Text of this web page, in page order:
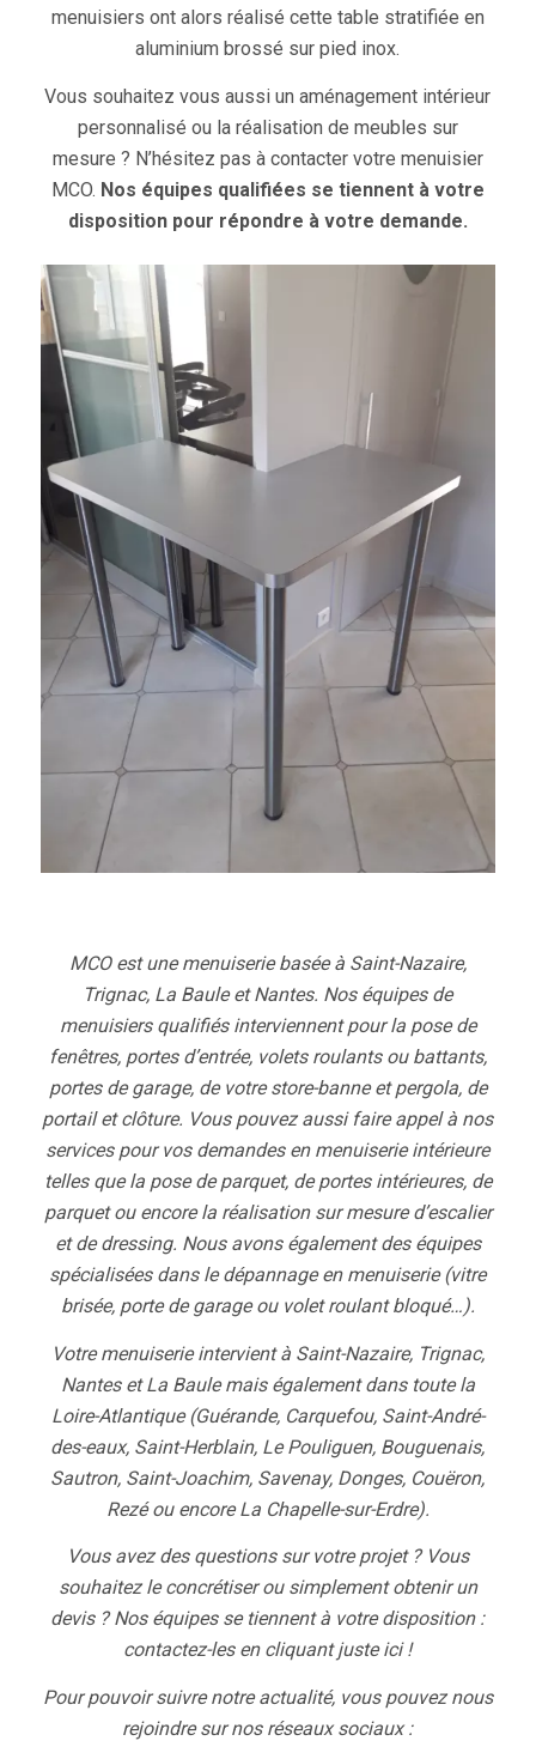
menuisiers ont alors réalisé cette table stratifiée en
aluminium brossé sur pied inox.
Vous souhaitez vous aussi un aménagement intérieur
personnalisé ou la réalisation de meubles sur
mesure ? N’hésitez pas à contacter votre menuisier
MCO. Nos équipes qualifiées se tiennent à votre
disposition pour répondre à votre demande.
MCO est une menuiserie basée à Saint-Nazaire,
Trignac, La Baule et Nantes. Nos équipes de
menuisiers qualifiés interviennent pour la pose de
fenêtres, portes d’entrée, volets roulants ou battants,
portes de garage, de votre store-banne et pergola, de
portail et clôture. Vous pouvez aussi faire appel à nos
services pour vos demandes en menuiserie intérieure
telles que la pose de parquet, de portes intérieures, de
parquet ou encore la réalisation sur mesure d’escalier
et de dressing. Nous avons également des équipes
spécialisées dans le dépannage en menuiserie (vitre
brisée, porte de garage ou volet roulant bloqué…).
Votre menuiserie intervient à Saint-Nazaire, Trignac,
Nantes et La Baule mais également dans toute la
Loire-Atlantique (Guérande, Carquefou, Saint-André-
des-eaux, Saint-Herblain, Le Pouliguen, Bouguenais,
Sautron, Saint-Joachim, Savenay, Donges, Couëron,
Rezé ou encore La Chapelle-sur-Erdre).
Vous avez des questions sur votre projet ? Vous
souhaitez le concrétiser ou simplement obtenir un
devis ? Nos équipes se tiennent à votre disposition :
contactez-les en cliquant juste ici !
Pour pouvoir suivre notre actualité, vous pouvez nous
rejoindre sur nos réseaux sociaux :